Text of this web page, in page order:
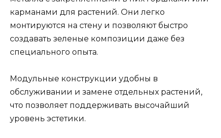
карманами для растений. Они легко
монтируются на стену и позволяют быстро
создавать зеленые композиции даже без
специального опыта.
Модульные конструкции удобны в
обслуживании и замене отдельных растений,
что позволяет поддерживать высочайший
уровень эстетики.